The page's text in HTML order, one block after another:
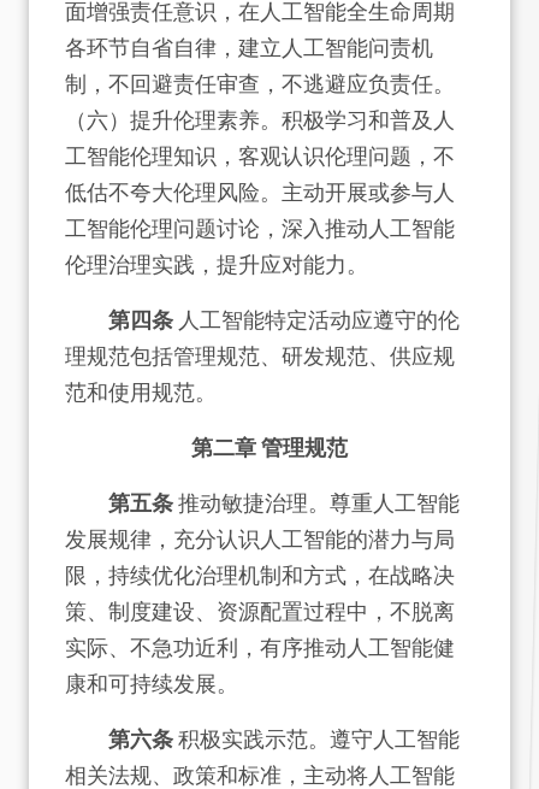
面增强责任意识，在人工智能全生命周期
各环节自省自律，建立人工智能问责机
制，不回避责任审查，不逃避应负责任。
（六）提升伦理素养。积极学习和普及人
工智能伦理知识，客观认识伦理问题，不
低估不夸大伦理风险。主动开展或参与人
工智能伦理问题讨论，深入推动人工智能
伦理治理实践，提升应对能力。
第四条 人工智能特定活动应遵守的伦
理规范包括管理规范、研发规范、供应规
范和使用规范。
第二章 管理规范
第五条推动敏捷治理。尊重人工智能
发展规律，充分认识人工智能的潜力与局
限，持续优化治理机制和方式，在战略决
策、制度建设、资源配置过程中，不脱离
实际、不急功近利，有序推动人工智能健
康和可持续发展。
第六条积极实践示范。遵守人工智能
相关法规、政策和标准，主动将人工智能